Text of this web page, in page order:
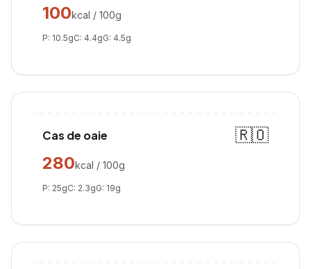
100kcal / 100g
P: 10.5gC: 4.4gG: 4.5g
Cas de oaie
🇷🇴
280kcal / 100g
P: 25gC: 2.3gG: 19g